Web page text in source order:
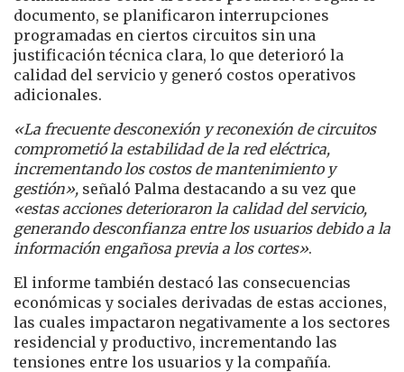
documento, se planificaron interrupciones
programadas en ciertos circuitos sin una
justificación técnica clara, lo que deterioró la
calidad del servicio y generó costos operativos
adicionales.
«La frecuente desconexión y reconexión de circuitos
comprometió la estabilidad de la red eléctrica,
incrementando los costos de mantenimiento y
gestión», señaló Palma destacando a su vez que
«estas acciones deterioraron la calidad del servicio,
generando desconfianza entre los usuarios debido a la
información engañosa previa a los cortes».
El informe también destacó las consecuencias
económicas y sociales derivadas de estas acciones,
las cuales impactaron negativamente a los sectores
residencial y productivo, incrementando las
tensiones entre los usuarios y la compañía.